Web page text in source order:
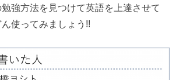
強方法を見つけて英語を上達させて
使ってみましょう!!